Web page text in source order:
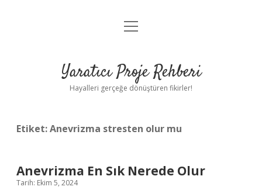
Anasayfa
Yasal Uyarı
menüyü
Yaratıcı Proje Rehberi
Hayalleri gerçeğe dönüştüren fikirler!
Etiket:Anevrizma stresten olur mu
Anevrizma En Sık Nerede Olur
Tarih: Ekim 5, 2024